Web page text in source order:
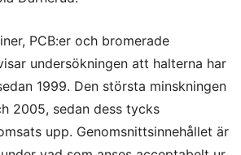
PCB:er och bromerade
undersökningen att halterna har
1999. Den största minskningen
2005, sedan dess tycks
upp. Genomsnittsinnehållet är